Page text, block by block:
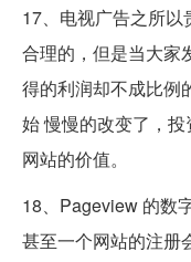
17、电视广告之所
合理的，但是当大家
得的利润却不成比例
始 慢慢的改变了，
网站的价值。
18、Pageview 的数
甚至一个网站的注册